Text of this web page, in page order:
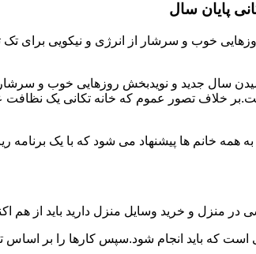
پایان سال
خوب و سرشار از انرژی و نیکویی برای تک
سال جدید و نویدبخش روزهایی خوب و سرشار
خلاف تصور عموم که خانه تکانی یک نظافت
همه خانم ها پیشنهاد می شود که با یک برنامه
در منزل و خرید وسایل منزل دارید باید از
که باید انجام شود.سپس کارها را بر اساس